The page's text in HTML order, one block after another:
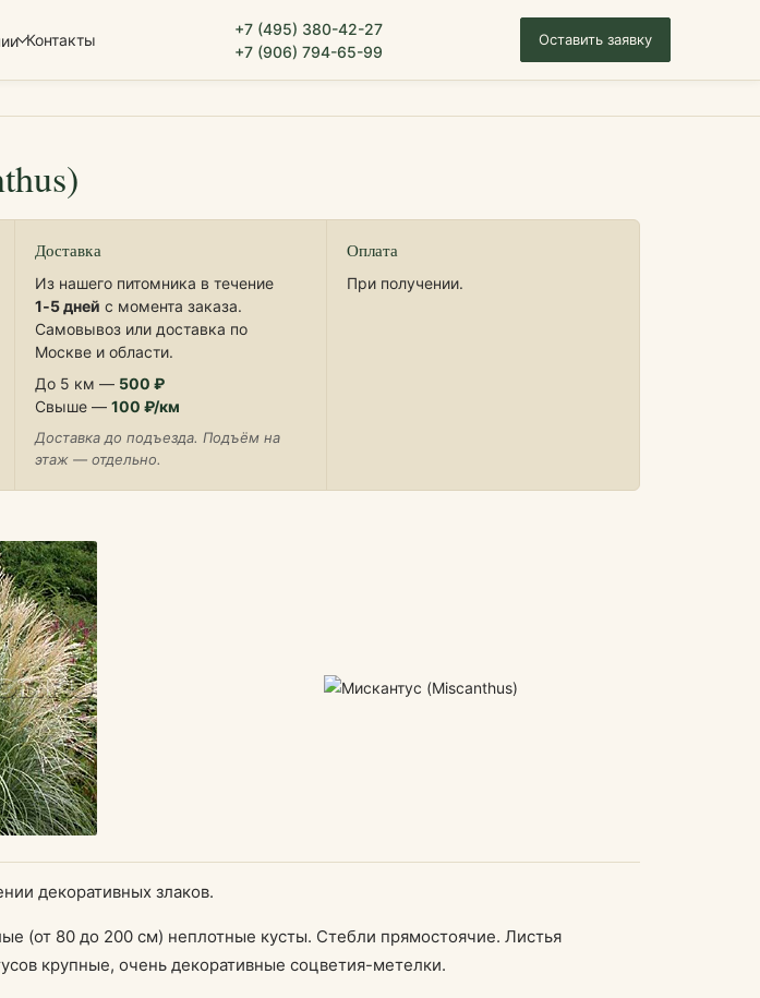
Контакты
+7 (495) 380-42-27
+7 (906) 794-65-99
Оставить заявку
Доставка
Из нашего питомника в течение
1‑5 дней с момента заказа.
Самовывоз или доставка по
Москве и области.
До 5 км — 500 ₽
Свыше — 100 ₽/км
Доставка до подъезда. Подъём на
этаж — отдельно.
Оплата
При получении.
декоративных злаков.
(от 80 до 200 см) неплотные кусты. Стебли прямостоячие. Листья
крупные, очень декоративные соцветия-метелки.